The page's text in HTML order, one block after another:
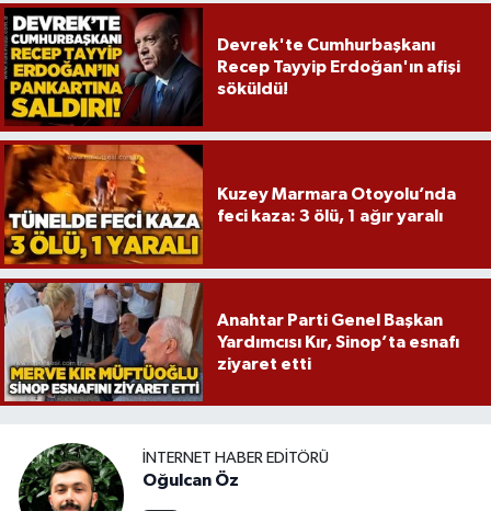
Devrek'te Cumhurbaşkanı
Recep Tayyip Erdoğan'ın afişi
söküldü!
Kuzey Marmara Otoyolu’nda
feci kaza: 3 ölü, 1 ağır yaralı
Anahtar Parti Genel Başkan
Yardımcısı Kır, Sinop’ta esnafı
ziyaret etti
İNTERNET HABER EDITÖRÜ
Oğulcan Öz